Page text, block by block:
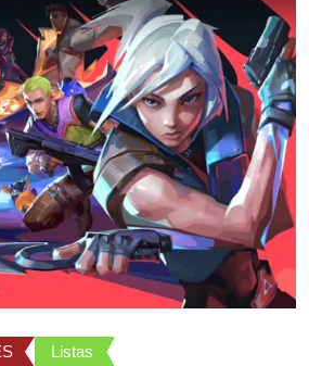
Listas